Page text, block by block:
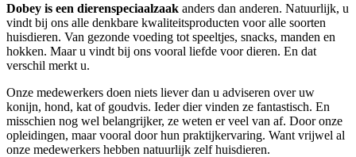
Dobey is een dierenspeciaalzaak anders dan anderen. Natuurlijk, u
vindt bij ons alle denkbare kwaliteitsproducten voor alle soorten
huisdieren. Van gezonde voeding tot speeltjes, snacks, manden en
hokken. Maar u vindt bij ons vooral liefde voor dieren. En dat
verschil merkt u.
Onze medewerkers doen niets liever dan u adviseren over uw
konijn, hond, kat of goudvis. Ieder dier vinden ze fantastisch. En
misschien nog wel belangrijker, ze weten er veel van af. Door onze
opleidingen, maar vooral door hun praktijkervaring. Want vrijwel al
onze medewerkers hebben natuurlijk zelf huisdieren.